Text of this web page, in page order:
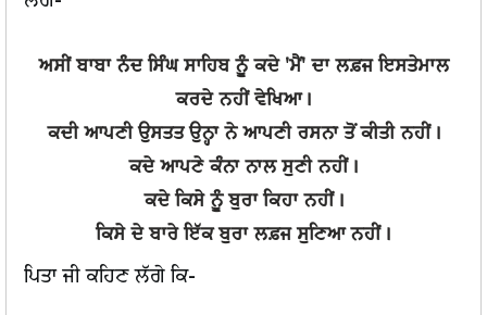
ਅਸੀਂ ਬਾਬਾ ਨੰਦ ਸਿੰਘ ਸਾਹਿਬ ਨੂੰ ਕਦੇ 'ਮੈਂ' ਦਾ ਲਫ਼ਜ ਇਸਤੇਮਾਲ
ਕਰਦੇ ਨਹੀਂ ਵੇਖਿਆ।
ਕਦੀ ਆਪਣੀ ਉਸਤਤ ਉਨ੍ਹਾ ਨੇ ਆਪਣੀ ਰਸਨਾ ਤੋਂ ਕੀਤੀ ਨਹੀਂ।
ਕਦੇ ਆਪਣੇ ਕੰਨਾ ਨਾਲ ਸੁਣੀ ਨਹੀਂ।
ਕਦੇ ਕਿਸੇ ਨੂੰ ਬੁਰਾ ਕਿਹਾ ਨਹੀਂ।
ਕਿਸੇ ਦੇ ਬਾਰੇ ਇੱਕ ਬੁਰਾ ਲਫ਼ਜ ਸੁਣਿਆ ਨਹੀਂ।
ਪਿਤਾ ਜੀ ਕਹਿਣ ਲੱਗੇ ਕਿ-